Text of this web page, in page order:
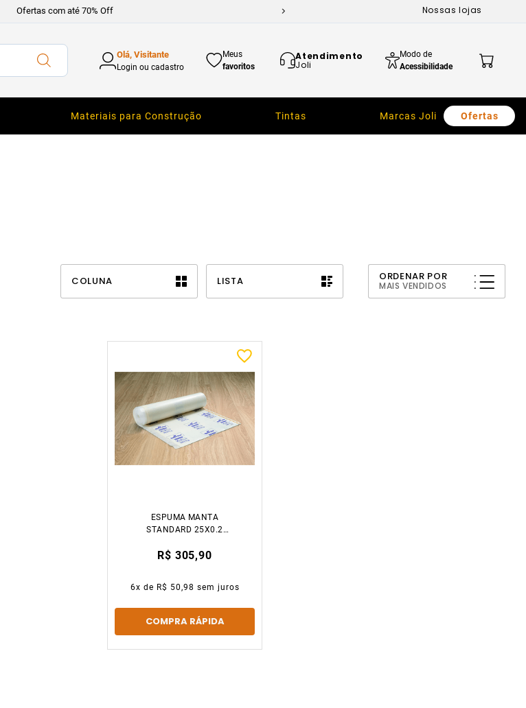
Ofertas com até 70% Off Nossas lojas
Olá, Visitante
Login ou cadastro
Meus
favoritos
Atendimento
Joli
Modo de
Acessibilidade
Materiais para Construção Tintas Marcas Joli Ofertas
COLUNA LISTA ORDENAR POR
MAIS VENDIDOS
ESPUMA MANTA
STANDARD 25X0.2
30M³ FLOOREST
R$ 305,90
6x de R$ 50,98 sem juros
COMPRA RÁPIDA